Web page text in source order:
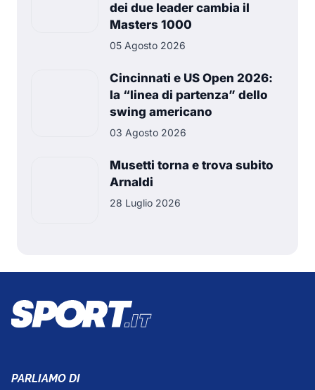
dei due leader cambia il
Masters 1000
05 Agosto 2026
Cincinnati e US Open 2026:
la “linea di partenza” dello
swing americano
03 Agosto 2026
Musetti torna e trova subito
Arnaldi
28 Luglio 2026
PARLIAMO DI